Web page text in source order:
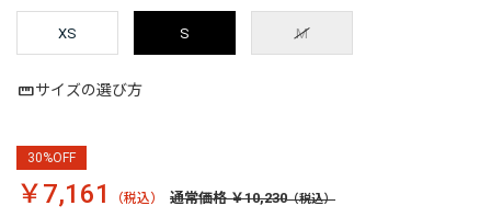
XS S M
サイズの選び方
30%OFF
￥7,161 通常価格 ￥10,230